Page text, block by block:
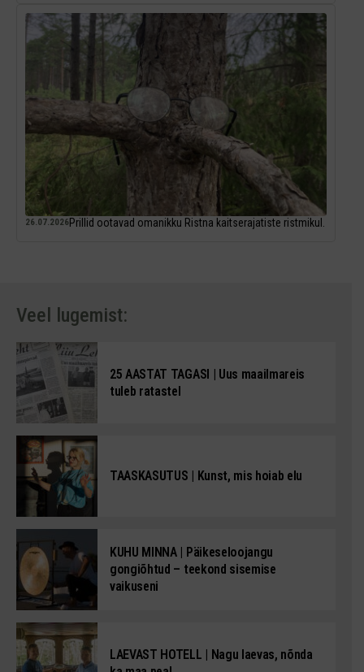
26.07.2026 Prillid ootavad omanikku Ristna kaitserajatiste ristmikul.
Veel lugemist:
25 AASTAT TAGASI | Uus maailmareis
tuleb ratastel
TAASKASUTUS | Kunst, mis hoiab elu
KUHU MINNA | Päikeseloojangu
gongiõhtud – teekond sisemise
vaikuseni
LAEVAST HOTELL | Nagu laevas, nõnda